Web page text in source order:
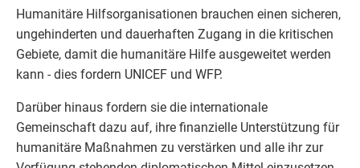
Humanitäre Hilfsorganisationen brauchen einen sicheren,
ungehinderten und dauerhaften Zugang in die kritischen
Gebiete, damit die humanitäre Hilfe ausgeweitet werden
kann - dies fordern UNICEF und WFP.
Darüber hinaus fordern sie die internationale
Gemeinschaft dazu auf, ihre finanzielle Unterstützung für
humanitäre Maßnahmen zu verstärken und alle ihr zur